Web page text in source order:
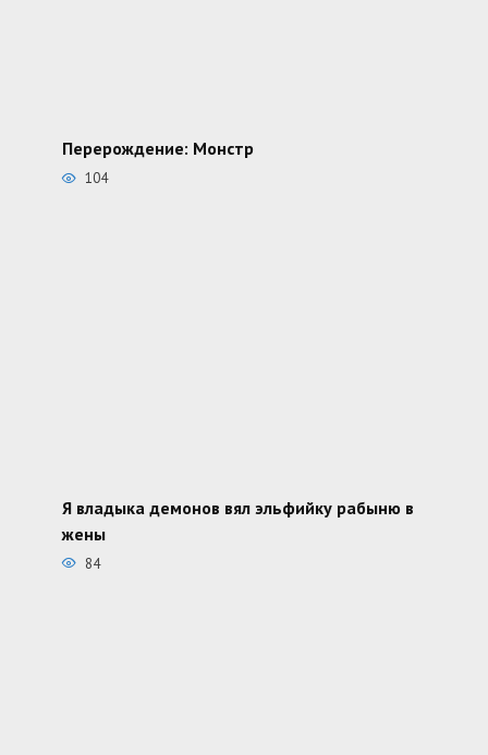
Перерождение: Монстр
104
Я владыка демонов вял эльфийку рабыню в
жены
84